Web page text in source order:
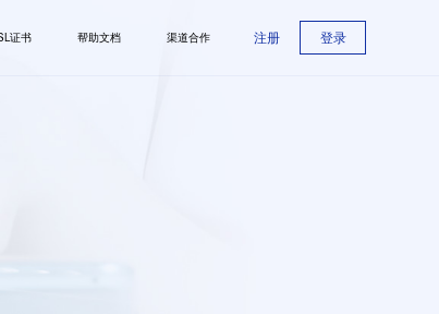
证书 帮助文档 渠道合作 注册 登录